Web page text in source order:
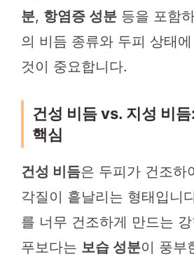
분, 항염증 성분 등을 포함
의 비듬 종류와 두피 상태
것이 중요합니다.
건성 비듬 vs. 지성 비
핵심
건성 비듬은 두피가 건조하
각질이 흩날리는 형태입니
를 너무 건조하게 만드는
푸보다는 보습 성분이 풍부